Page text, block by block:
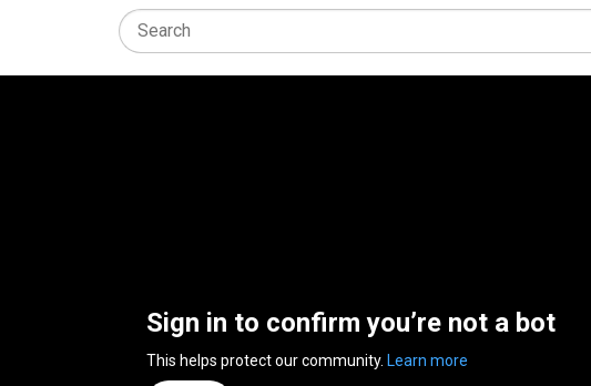
Sign in to confirm you’re not a bot
This helps protect our community. Learn more